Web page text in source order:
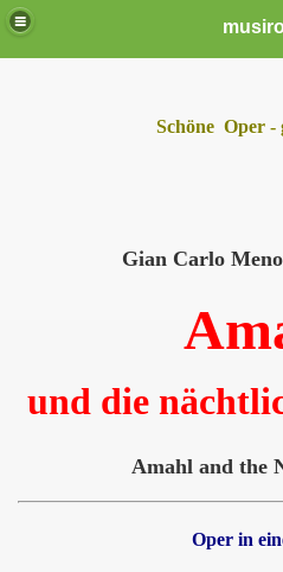
Schöne Oper -
Gian Carlo
und die
Amahl and the
Oper in